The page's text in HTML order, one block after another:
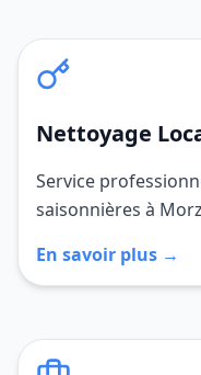
Nettoyage
Service
saisonnières à
En savoir plus →